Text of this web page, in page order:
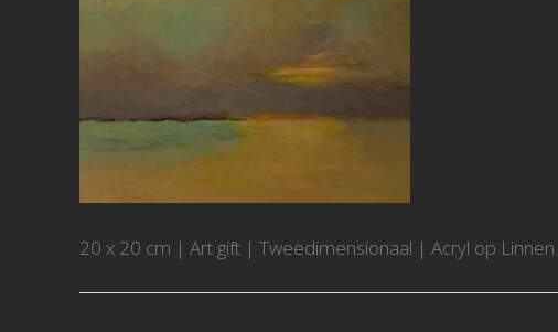
20 x 20 cm | Art gift | Tweedimensionaal | Acryl op Linnen.